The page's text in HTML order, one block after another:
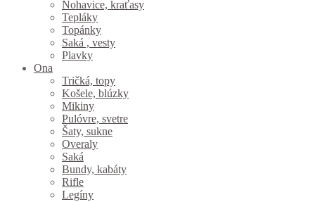
Nohavice, kraťasy
Tepláky
Topánky
Saká , vesty
Plavky
Ona
Tričká, topy
Košele, blúzky
Mikiny
Pulóvre, svetre
Šaty, sukne
Overaly
Saká
Bundy, kabáty
Rifle
Legíny